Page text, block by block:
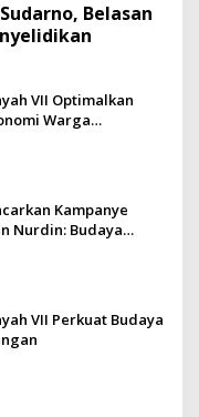
Belasan
VII Optimalkan
Warga
Kampanye
Nurdin: Budaya
Bersama
VII Perkuat Budaya